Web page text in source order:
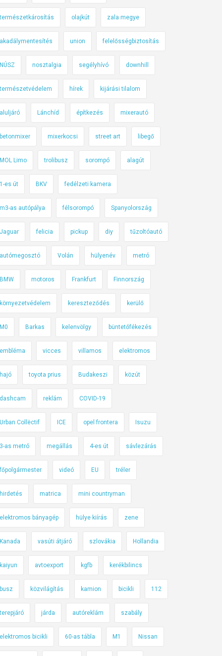
természetkárosítás olajkút zala megye
akadálymentesítés union felelősségbiztosítás
NÚSZ nosztalgia segélyhívó downhill
természetvédelem hírek kijárási tilalom
aluljáró Lánchíd építkezés mixerautó
betonmixer mixerkocsi street art libegő
MOL Limo trolibusz sorompó alagút
1-es út BKV fedélzeti kamera
m3-as autópálya félsorompó Spanyolország
Jaguar felicia pickup diy tűzoltóautó
autómegosztó Volán hülyenév metró
BMW motoros Frankfurt Finnország
környezetvédelem kereszteződés kerülő
M0 Barkas kelenvölgy büntetőfékezés
embléma vicces villamos elektromos
hajó toyota prius Budakeszi közút
dashcam reklám COVID-19
Urban Collëctif ICE opel frontera Isuzu
3-as metró megállás 4-es út sávlezárás
főpolgármester videó EU tréler
hirdetés matrica mini countryman
elektromos bányagép hülye kiírás zene
Kanada vasúti átjáró szlovákia Hollandia
kaiyun avtoexport kgfb kerékbilincs
busz közvilágítás kamion bicikli 112
terepjáró járda autóreklám szabály
elektromos bicikli 60-as tábla M1 Nissan